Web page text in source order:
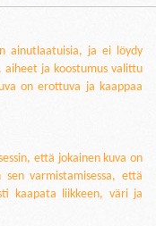
ainutlaatuisia, ja ei löydy
aiheet ja koostumus valittu
on erottuva ja kaappaa
että jokainen kuva on
varmistamisessa, että
kaapata liikkeen, väri ja